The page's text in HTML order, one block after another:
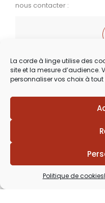
La corde à linge utilise des
site et la mesure d’audience.
personnaliser vos choix à
Politique de cookies
nous contacter :
03
Du